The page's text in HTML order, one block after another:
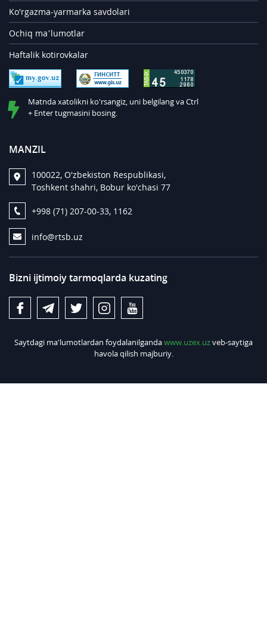
Ko'rgazma-yarmarka savdolari
Ochiq ma’lumotlar
Haftalik kotirovkalar
Matnda xatolikni ko'rsangiz, uni belgilang va Ctrl
+ Enter tugmasini bosing.
MANZIL
100022, O'zbekiston Respublikasi,
Toshkent shahri, Bobur ko'chasi 77
+998 (71) 207-00-33, 1162
info@rtsb.uz
Bizni ijtimoiy tarmoqlarda kuzating
Saytdagi ma'lumotlardan foydalanilgandawww.uzex.uzveb-saytiga
havola qilish majburiy.